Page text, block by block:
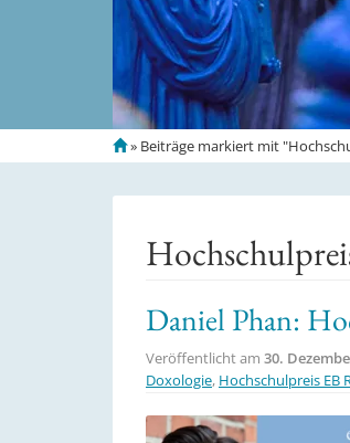
S
t
» Beiträge markiert mit
Daniel Phan:
Veröffentlicht am 30.
Doxologie, Hochschulpreis EB